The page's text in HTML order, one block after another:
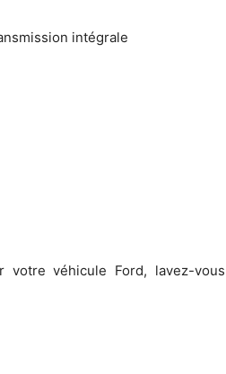
intégrale
véhicule Ford, lavez-vous